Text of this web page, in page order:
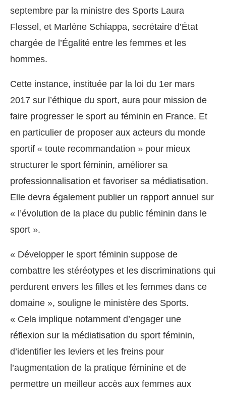
septembre par la ministre des Sports Laura
Flessel, et Marlène Schiappa, secrétaire d’État
chargée de l’Égalité entre les femmes et les
hommes.
Cette instance, instituée par la loi du 1er mars
2017 sur l’éthique du sport, aura pour mission de
faire progresser le sport au féminin en France. Et
en particulier de proposer aux acteurs du monde
sportif « toute recommandation » pour mieux
structurer le sport féminin, améliorer sa
professionnalisation et favoriser sa médiatisation.
Elle devra également publier un rapport annuel sur
« l’évolution de la place du public féminin dans le
sport ».
« Développer le sport féminin suppose de
combattre les stéréotypes et les discriminations qui
perdurent envers les filles et les femmes dans ce
domaine », souligne le ministère des Sports.
« Cela implique notamment d’engager une
réflexion sur la médiatisation du sport féminin,
d’identifier les leviers et les freins pour
l’augmentation de la pratique féminine et de
permettre un meilleur accès aux femmes aux